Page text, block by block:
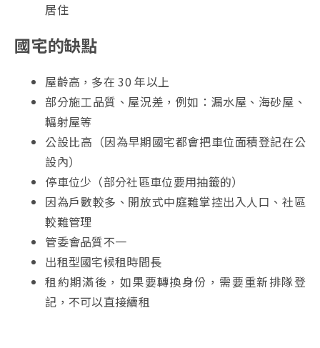
居住
國宅的缺點
屋齡高，多在 30 年以上
部分施工品質、屋況差，例如：漏水屋、海砂屋、
輻射屋等
公設比高（因為早期國宅都會把車位面積登記在公
設內）
停車位少（部分社區車位要用抽籤的）
因為戶數較多、開放式中庭難掌控出入人口、社區
較難管理
管委會品質不一
出租型國宅候租時間長
租約期滿後，如果要轉換身份，需要重新排隊登
記，不可以直接續租